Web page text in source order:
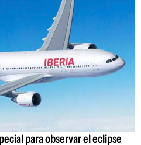
para observar el eclipse